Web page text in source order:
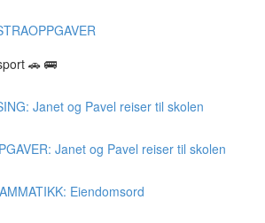
🚗 🚌
Janet og Pavel reiser til skolen
Janet og Pavel reiser til skolen
Eiendomsord